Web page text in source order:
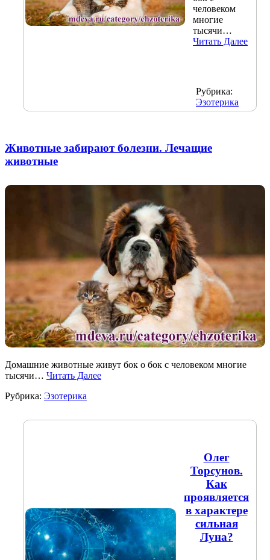
человеком
многие
тысячи…
Читать Далее
Рубрика:
Эзотерика
Животные забирают болезни. Лечащие
животные
Домашние животные живут бок о бок с человеком многие
тысячи… Читать Далее
Рубрика: Эзотерика
Олег
Торсунов.
Как
проявляется
в характере
сильная
Луна?